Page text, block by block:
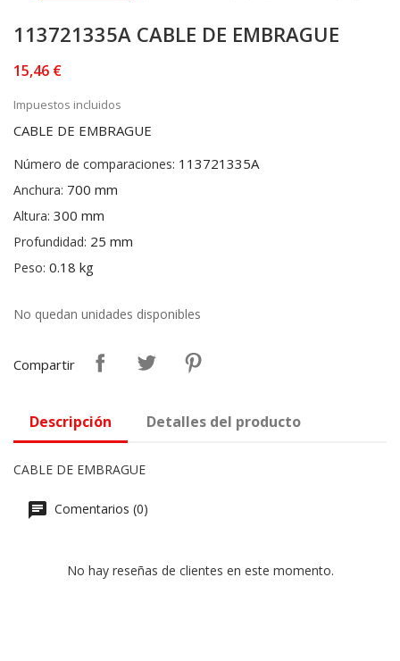
113721335A CABLE DE EMBRAGUE
15,46 €
Impuestos incluidos
CABLE DE EMBRAGUE
Número de comparaciones: 113721335A
Anchura: 700 mm
Altura: 300 mm
Profundidad: 25 mm
Peso: 0.18 kg
No quedan unidades disponibles
Compartir
Descripción Detalles del producto
CABLE DE EMBRAGUE
Comentarios (0)
No hay reseñas de clientes en este momento.